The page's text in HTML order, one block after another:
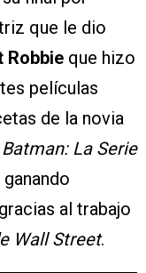
que le dio
Robbie que hizo
películas
de la novia
Batman: La Serie
al trabajo
Wall Street.